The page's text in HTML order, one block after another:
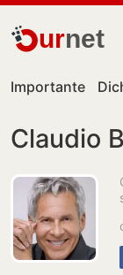
urnet
Importante
Claudio